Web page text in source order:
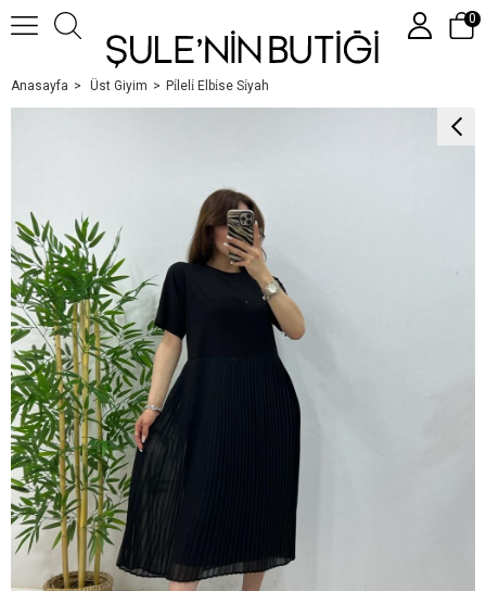
Üye Girişi
0
Anasayfa Üst Giyim Pi̇leli̇ Elbi̇se Si̇yah